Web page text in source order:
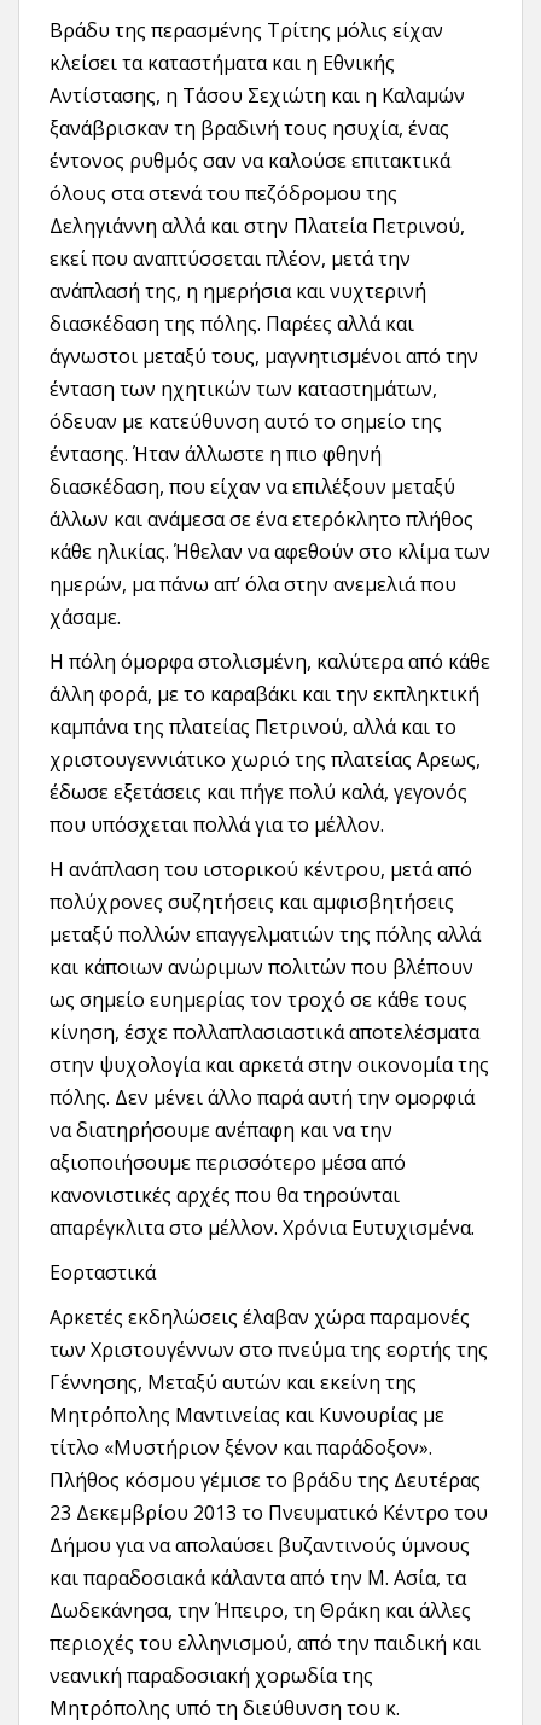
Βράδυ της περασμένης Τρίτης μόλις είχαν
κλείσει τα καταστήματα και η Εθνικής
Αντίστασης, η Τάσου Σεχιώτη και η Καλαμών
ξανάβρισκαν τη βραδινή τους ησυχία, ένας
έντονος ρυθμός σαν να καλούσε επιτακτικά
όλους στα στενά του πεζόδρομου της
Δεληγιάννη αλλά και στην Πλατεία Πετρινού,
εκεί που αναπτύσσεται πλέον, μετά την
ανάπλασή της, η ημερήσια και νυχτερινή
διασκέδαση της πόλης. Παρέες αλλά και
άγνωστοι μεταξύ τους, μαγνητισμένοι από την
ένταση των ηχητικών των καταστημάτων,
όδευαν με κατεύθυνση αυτό το σημείο της
έντασης. Ήταν άλλωστε η πιο φθηνή
διασκέδαση, που είχαν να επιλέξουν μεταξύ
άλλων και ανάμεσα σε ένα ετερόκλητο πλήθος
κάθε ηλικίας. Ήθελαν να αφεθούν στο κλίμα των
ημερών, μα πάνω απ’ όλα στην ανεμελιά που
χάσαμε.
Η πόλη όμορφα στολισμένη, καλύτερα από κάθε
άλλη φορά, με το καραβάκι και την εκπληκτική
καμπάνα της πλατείας Πετρινού, αλλά και το
χριστουγεννιάτικο χωριό της πλατείας Αρεως,
έδωσε εξετάσεις και πήγε πολύ καλά, γεγονός
που υπόσχεται πολλά για το μέλλον.
Η ανάπλαση του ιστορικού κέντρου, μετά από
πολύχρονες συζητήσεις και αμφισβητήσεις
μεταξύ πολλών επαγγελματιών της πόλης αλλά
και κάποιων ανώριμων πολιτών που βλέπουν
ως σημείο ευημερίας τον τροχό σε κάθε τους
κίνηση, έσχε πολλαπλασιαστικά αποτελέσματα
στην ψυχολογία και αρκετά στην οικονομία της
πόλης. Δεν μένει άλλο παρά αυτή την ομορφιά
να διατηρήσουμε ανέπαφη και να την
αξιοποιήσουμε περισσότερο μέσα από
κανονιστικές αρχές που θα τηρούνται
απαρέγκλιτα στο μέλλον. Χρόνια Ευτυχισμένα.
Εορταστικά
Αρκετές εκδηλώσεις έλαβαν χώρα παραμονές
των Χριστουγέννων στο πνεύμα της εορτής της
Γέννησης, Μεταξύ αυτών και εκείνη της
Μητρόπολης Μαντινείας και Κυνουρίας με
τίτλο «Μυστήριον ξένον και παράδοξον».
Πλήθος κόσμου γέμισε το βράδυ της Δευτέρας
23 Δεκεμβρίου 2013 το Πνευματικό Κέντρο του
Δήμου για να απολαύσει βυζαντινούς ύμνους
και παραδοσιακά κάλαντα από την Μ. Ασία, τα
Δωδεκάνησα, την Ήπειρο, τη Θράκη και άλλες
περιοχές του ελληνισμού, από την παιδική και
νεανική παραδοσιακή χορωδία της
Μητρόπολης υπό τη διεύθυνση του κ.